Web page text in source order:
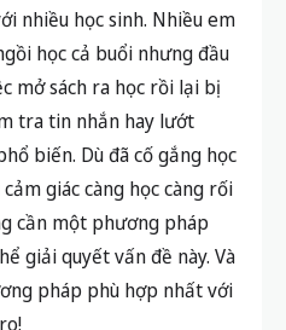
nhiều học sinh. Nhiều em
học cả buổi nhưng đầu
mở sách ra học rồi lại bị
tra tin nhắn hay lướt
biến. Dù đã cố gắng học
giác càng học càng rối
cần một phương pháp
giải quyết vấn đề này. Và
pháp phù hợp nhất với